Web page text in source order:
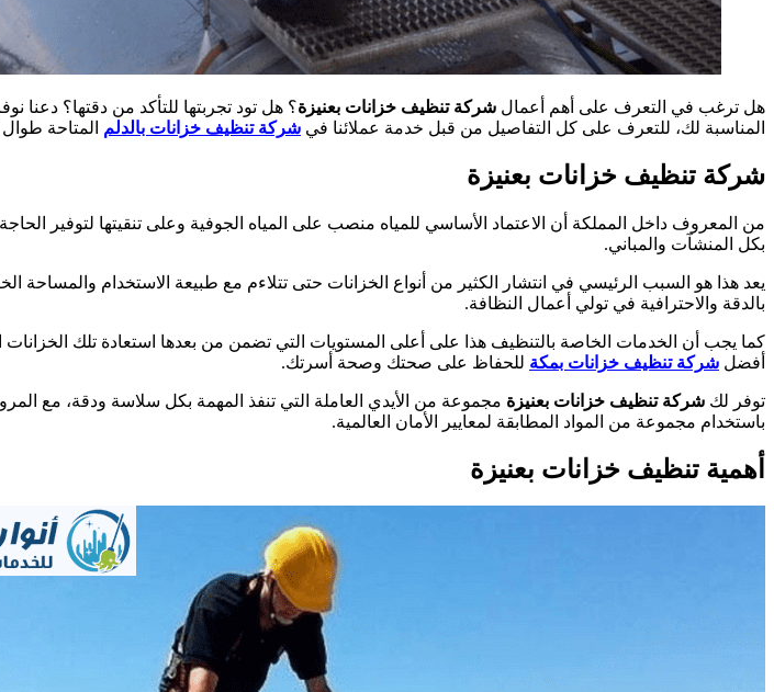
هل ترغب في التعرف على أهم أعمال شركة تنظيف خزانات بعنيزة؟ هل تود تجربتها للتأكد من دقتها؟
المناسبة لك، للتعرف على كل التفاصيل من قبل خدمة عملائنا في شركة تنظيف خزانات بالدلم المتاحة
شركة تنظيف خزانات بعنيزة
من المعروف داخل المملكة أن الاعتماد الأساسي للمياه منصب على المياه الجوفية وعلى تنقيتها لتوفير
بكل المنشآت والمباني.
يعد هذا هو السبب الرئيسي في انتشار الكثير من أنواع الخزانات حتى تتلاءم مع طبيعة الاستخدام والمساحة
بالدقة والاحترافية في تولي أعمال النظافة.
كما يجب أن الخدمات الخاصة بالتنظيف هذا على أعلى المستويات التي تضمن من بعدها استعادة تلك
أفضل شركة تنظيف خزانات بمكة للحفاظ على صحتك وصحة أسرتك.
توفر لك شركة تنظيف خزانات بعنيزة مجموعة من الأيدي العاملة التي تنفذ المهمة بكل سلاسة ودقة، مع
باستخدام مجموعة من المواد المطابقة لمعايير الأمان العالمية.
أهمية تنظيف خزانات بعنيزة